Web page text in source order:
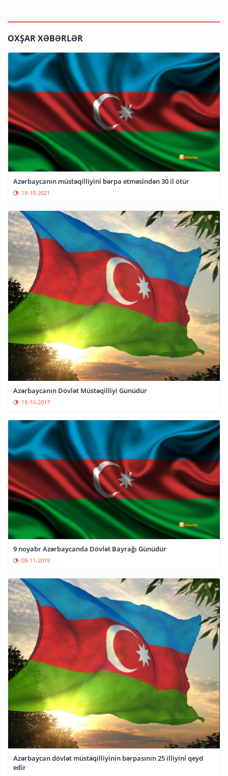
OXŞAR XƏBƏRLƏR
Azərbaycanın müstəqilliyini bərpa etməsindən 30 il ötür
18-10-2021
Azərbaycanın Dövlət Müstəqilliyi Günüdür
18-10-2017
9 noyabr Azərbaycanda Dövlət Bayrağı Günüdür
09-11-2019
Azərbaycan dövlət müstəqilliyinin bərpasının 25 illiyini qeyd
edir